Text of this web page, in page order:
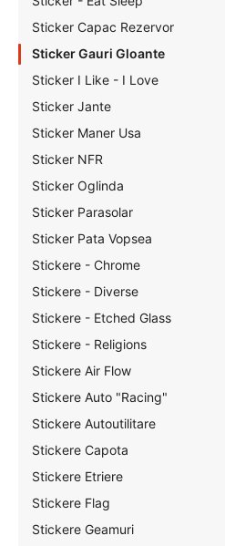
Sticker Capac Rezervor
Sticker Gauri Gloante
Sticker I Like - I Love
Sticker Jante
Sticker Maner Usa
Sticker NFR
Sticker Oglinda
Sticker Parasolar
Sticker Pata Vopsea
Stickere - Chrome
Stickere - Diverse
Stickere - Etched Glass
Stickere - Religions
Stickere Air Flow
Stickere Auto "Racing"
Stickere Autoutilitare
Stickere Capota
Stickere Etriere
Stickere Flag
Stickere Geamuri